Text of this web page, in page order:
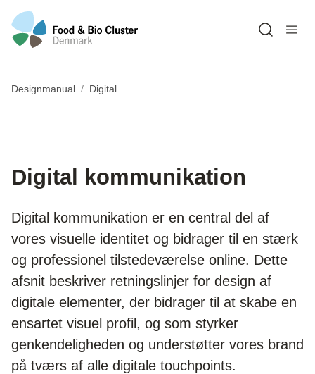
Designmanual Digital
Digital kommunikation
Digital kommunikation er en central del af
vores visuelle identitet og bidrager til en stærk
og professionel tilstedeværelse online. Dette
afsnit beskriver retningslinjer for design af
digitale elementer, der bidrager til at skabe en
ensartet visuel profil, og som styrker
genkendeligheden og understøtter vores brand
på tværs af alle digitale touchpoints.